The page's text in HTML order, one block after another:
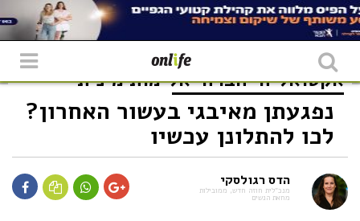
אקטואליה חברה אלימות מינית
נפגעתן מאיבגי בעשור האחרון?
לכו להתלונן עכשיו
הדס רגולסקי
מנכ״לית חוזה חדש, ממובילות
מחאת הנשים